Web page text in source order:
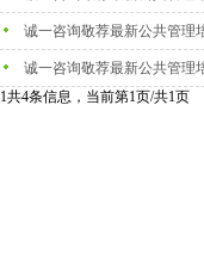
诚一咨询敬荐最新公共管理
诚一咨询敬荐最新公共管理
1共4条信息，当前第1页/共1页